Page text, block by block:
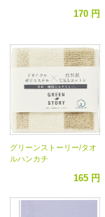
170 円
グリーンストーリー/タオ
ルハンカチ
165 円